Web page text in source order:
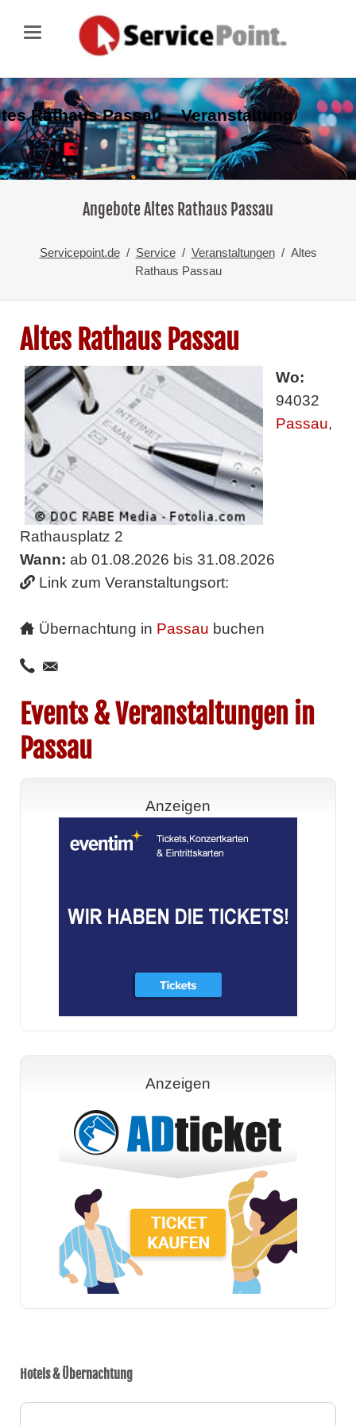
Rathaus Passau – Veranstaltung
Angebote Altes Rathaus Passau
Servicepoint.de Service Veranstaltungen
Altes
Rathaus Passau
Altes Rathaus Passau
Wo:
94032
Passau,
Rathausplatz 2
Wann: ab 01.08.2026 bis 31.08.2026
Link zum Veranstaltungsort:
Übernachtung in Passau buchen
Events & Veranstaltungen in
Passau
Anzeigen
Anzeigen
Hotels & Übernachtung